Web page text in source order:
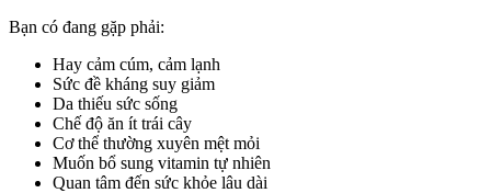
Bạn có đang gặp phải:
Hay cảm cúm, cảm lạnh
Sức đề kháng suy giảm
Da thiếu sức sống
Chế độ ăn ít trái cây
Cơ thể thường xuyên mệt mỏi
Muốn bổ sung vitamin tự nhiên
Quan tâm đến sức khỏe lâu dài